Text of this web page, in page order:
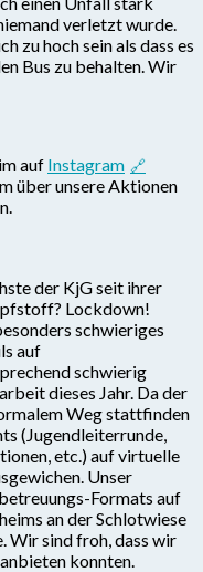
verletzt wurde.
zu hoch sein als dass es
Bus zu behalten. Wir
auf Instagram
über unsere Aktionen
der KjG seit ihrer
Lockdown!
schwieriges
auf
schwierig
dieses Jahr. Da der
Weg stattfinden
(Jugendleiterrunde,
etc.) auf virtuelle
Unser
Formats auf
an der Schlotwiese
Wir sind froh, dass wir
konnten.